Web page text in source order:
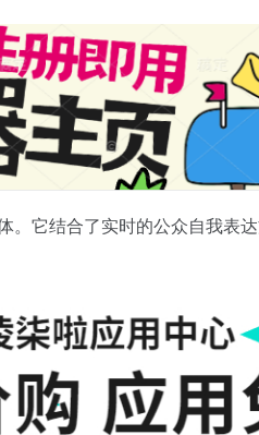
它结合了实时的公众自我表